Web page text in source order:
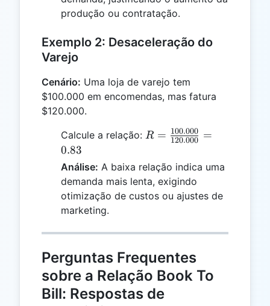
produção ou contratação.
Exemplo 2: Desaceleração do
Varejo
Cenário: Uma loja de varejo tem
$100.000 em encomendas, mas fatura
$120.000.
Calcule a relação: R =
{120.000} =
0.83
R = 120.000
100.000 =
0.83
Análise: A baixa relação indica uma
demanda mais lenta, exigindo
otimização de custos ou ajustes de
marketing.
Perguntas Frequentes
sobre a Relação Book To
Bill: Respostas de